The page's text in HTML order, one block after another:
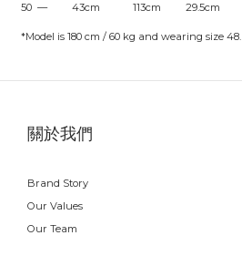
50 — 43cm 113cm 29.5cm
*Model is 180 cm / 60 kg and wearing size 48.
關於我們
Brand Story
Our Values
Our Team